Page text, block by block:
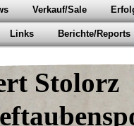
Verkauf/Sale
Links Berichte/Reports